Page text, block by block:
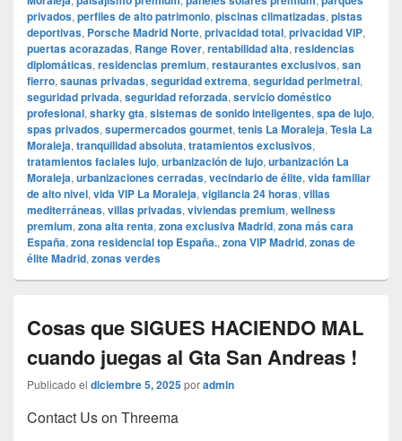
privados, perfiles de alto patrimonio, piscinas climatizadas, pistas
deportivas, Porsche Madrid Norte, privacidad total, privacidad VIP,
puertas acorazadas, Range Rover, rentabilidad alta, residencias
diplomáticas, residencias premium, restaurantes exclusivos, san
fierro, saunas privadas, seguridad extrema, seguridad perimetral,
seguridad privada, seguridad reforzada, servicio doméstico
profesional, sharky gta, sistemas de sonido inteligentes, spa de lujo,
spas privados, supermercados gourmet, tenis La Moraleja, Tesla La
Moraleja, tranquilidad absoluta, tratamientos exclusivos,
tratamientos faciales lujo, urbanización de lujo, urbanización La
Moraleja, urbanizaciones cerradas, vecindario de élite, vida familiar
de alto nivel, vida VIP La Moraleja, vigilancia 24 horas, villas
mediterráneas, villas privadas, viviendas premium, wellness
premium, zona alta renta, zona exclusiva Madrid, zona más cara
España, zona residencial top España., zona VIP Madrid, zonas de
élite Madrid, zonas verdes
Cosas que SIGUES HACIENDO MAL
cuando juegas al Gta San Andreas !
Publicado el diciembre 5, 2025poradmin
Contact Us on Threema